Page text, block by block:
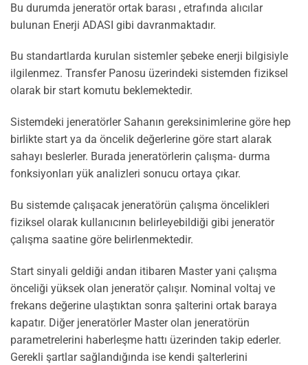
Bu durumda jeneratör ortak barası , etrafında alıcılar
bulunan Enerji ADASI gibi davranmaktadır.
Bu standartlarda kurulan sistemler şebeke enerji bilgisiyle
ilgilenmez. Transfer Panosu üzerindeki sistemden fiziksel
olarak bir start komutu beklemektedir.
Sistemdeki jeneratörler Sahanın gereksinimlerine göre hep
birlikte start ya da öncelik değerlerine göre start alarak
sahayı beslerler. Burada jeneratörlerin çalışma- durma
fonksiyonları yük analizleri sonucu ortaya çıkar.
Bu sistemde çalışacak jeneratörün çalışma öncelikleri
fiziksel olarak kullanıcının belirleyebildiği gibi jeneratör
çalışma saatine göre belirlenmektedir.
Start sinyali geldiği andan itibaren Master yani çalışma
önceliği yüksek olan jeneratör çalışır. Nominal voltaj ve
frekans değerine ulaştıktan sonra şalterini ortak baraya
kapatır. Diğer jeneratörler Master olan jeneratörün
parametrelerini haberleşme hattı üzerinden takip ederler.
Gerekli şartlar sağlandığında ise kendi şalterlerini